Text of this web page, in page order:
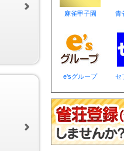
麻雀甲子園 青
e'sグループ セ